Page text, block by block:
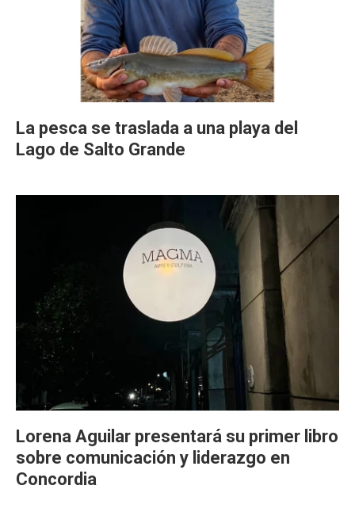
La pesca se traslada a una playa del
Lago de Salto Grande
Lorena Aguilar presentará su primer libro
sobre comunicación y liderazgo en
Concordia